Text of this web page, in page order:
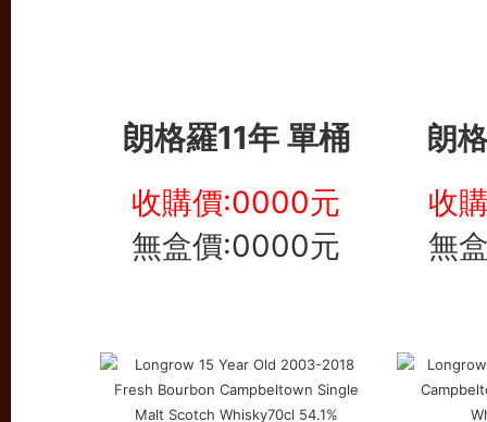
朗格羅11年 單桶
朗
收購價:0000元
無盒價:0000元
收
無